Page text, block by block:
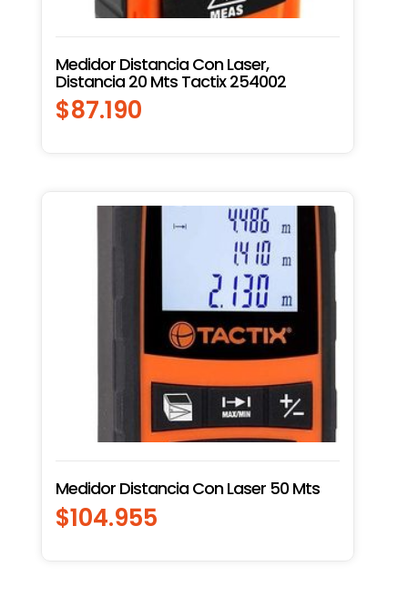
Medidor Distancia Con Laser,
Distancia 20 Mts Tactix 254002
$87.190
Medidor Distancia Con Laser 50 Mts
$104.955